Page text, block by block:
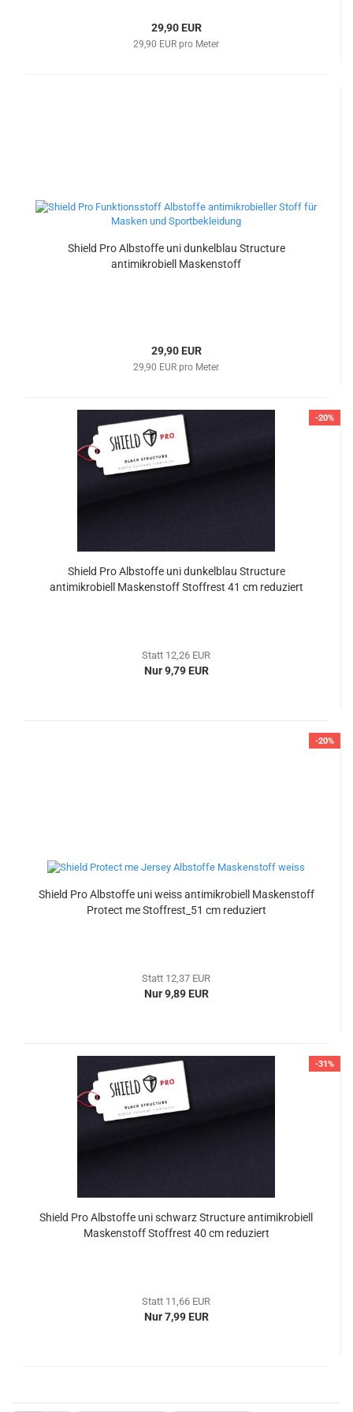
29,90 EUR
29,90 EUR pro Meter
Shield Pro Albstoffe uni dunkelblau Structure
antimikrobiell Maskenstoff
29,90 EUR
29,90 EUR pro Meter
-20%
Shield Pro Albstoffe uni dunkelblau Structure
antimikrobiell Maskenstoff Stoffrest 41 cm reduziert
Statt 12,26 EUR
Nur 9,79 EUR
-20%
Shield Pro Albstoffe uni weiss antimikrobiell Maskenstoff
Protect me Stoffrest_51 cm reduziert
Statt 12,37 EUR
Nur 9,89 EUR
-31%
Shield Pro Albstoffe uni schwarz Structure antimikrobiell
Maskenstoff Stoffrest 40 cm reduziert
Statt 11,66 EUR
Nur 7,99 EUR